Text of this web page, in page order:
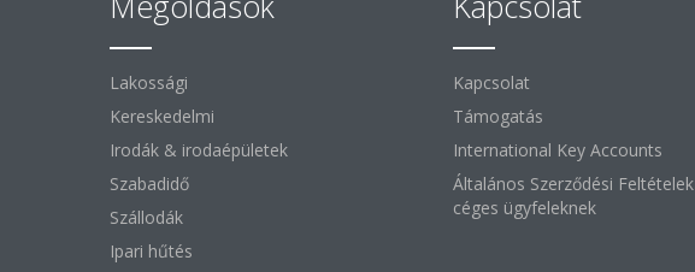
Lakossági
Kereskedelmi
Irodák & irodaépületek
Szabadidő
Szállodák
Ipari hűtés
Kapcsolat
Támogatás
International Key Accounts
Általános Szerződési Feltételek
céges ügyfeleknek